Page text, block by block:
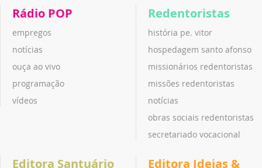
Rádio POP
empregos
notícias
ouça ao vivo
programação
vídeos
Redentoristas
história pe. vitor
hospedagem santo afonso
missionários redentoristas
missões redentoristas
notícias
obras sociais redentoristas
secretariado vocacional
Editora Santuário
Editora Ideias &